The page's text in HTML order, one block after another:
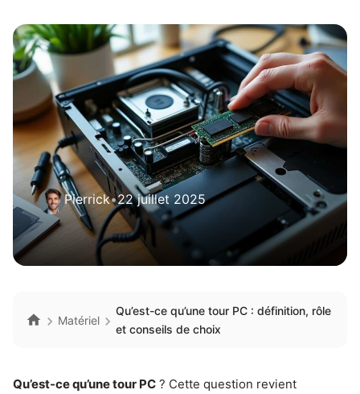
Pierrick•22 juillet 2025
Matériel
Qu’est-ce qu’une tour PC : définition, rôle
et conseils de choix
Qu’est-ce qu’une tour PC ? Cette question revient